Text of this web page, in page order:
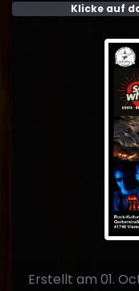
Klicke auf
Erstellt am 01.